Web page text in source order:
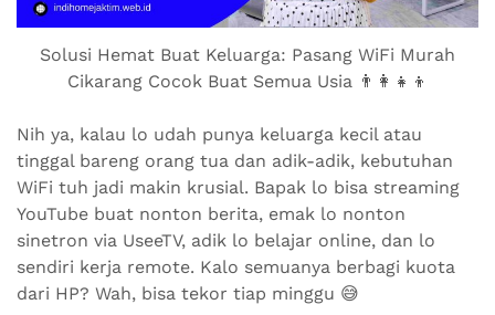
Solusi Hemat Buat Keluarga: Pasang WiFi Murah
Cikarang Cocok Buat Semua Usia 👨‍👩‍👧‍👦
Nih ya, kalau lo udah punya keluarga kecil atau
tinggal bareng orang tua dan adik-adik, kebutuhan
WiFi tuh jadi makin krusial. Bapak lo bisa streaming
YouTube buat nonton berita, emak lo nonton
sinetron via UseeTV, adik lo belajar online, dan lo
sendiri kerja remote. Kalo semuanya berbagi kuota
dari HP? Wah, bisa tekor tiap minggu 😅